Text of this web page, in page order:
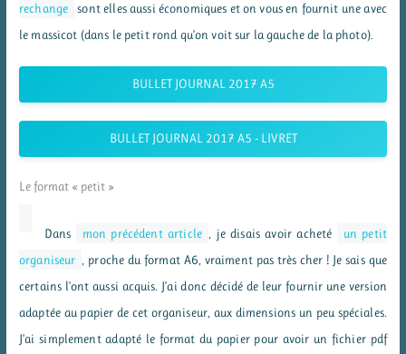
rechange
sont elles aussi économiques et on vous en fournit une avec
le massicot (dans le petit rond qu’on voit sur la gauche de la photo).
BULLET JOURNAL 2017 A5
BULLET JOURNAL 2017 A5 - LIVRET
Le format « petit »
Dans mon précédent article , je disais avoir acheté
un petit
organiseur
, proche du format A6, vraiment pas très cher ! Je sais que
certains l’ont aussi acquis. J’ai donc décidé de leur fournir une version
adaptée au papier de cet organiseur, aux dimensions un peu spéciales.
J’ai simplement adapté le format du papier pour avoir un fichier pdf